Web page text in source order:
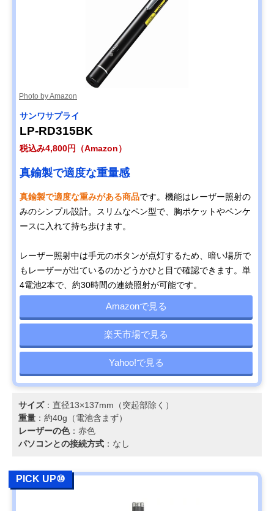
Photo by Amazon
サンワサプライ
LP-RD315BK
税込み4,800円（Amazon）
真鍮製で適度な重量感
真鍮製で適度な重みがある商品です。機能はレーザー照射の
みのシンプル設計。スリムなペン型で、胸ポケットやペンケ
ースに入れて持ち歩けます。
レーザー照射中は手元のボタンが点灯するため、暗い場所で
もレーザーが出ているのかどうかひと目で確認できます。単
4電池2本で、約30時間の連続照射が可能です。
Amazonで見る
楽天市場で見る
Yahoo!で見る
サイズ：直径13×137mm（突起部除く）
重量 ：約40g（電池含まず）
レーザーの色：赤色
パソコンとの接続方式 ：なし
PICK UP⑩